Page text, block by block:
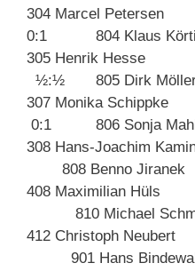
304
0:1 804 Klaus
305
½:½ 805 Dirk
307
0:1 806 Sonja
308 Hans-
808 Benno Jiranek
408
810 Michael
412
901 Hans